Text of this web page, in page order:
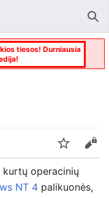
tiesos! Durniausia
Stebėti
Keisti
kurtų operacinių
NT 4 palikuonės,